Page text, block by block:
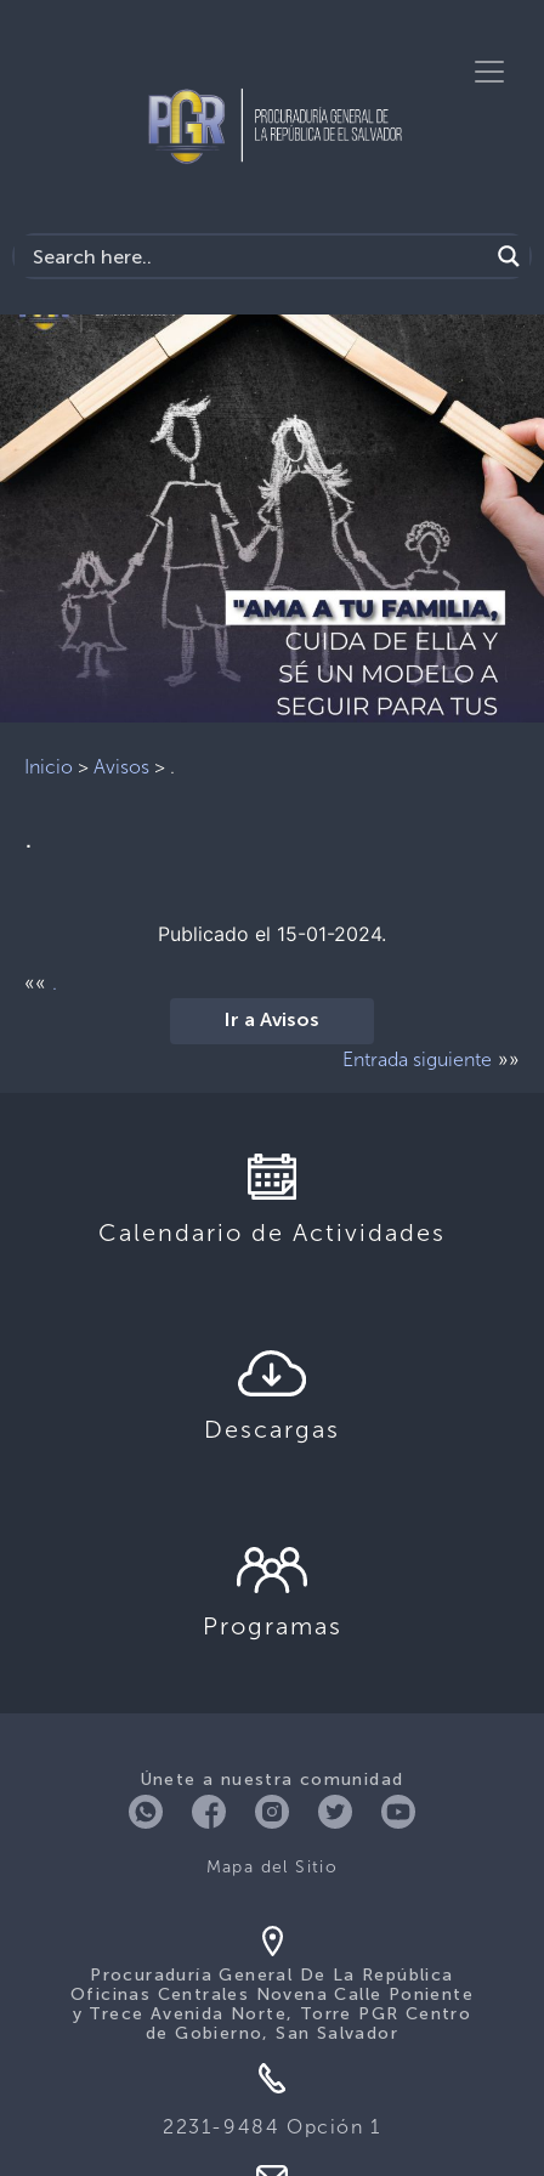
Inicio > Avisos > .
.
Publicado el 15-01-2024.
«« .
Ir a Avisos
Entrada siguiente »»
Calendario de Actividades
Descargas
Programas
Únete a nuestra comunidad
Mapa del Sitio
Procuraduría General De La República
Oficinas Centrales Novena Calle Poniente
y Trece Avenida Norte, Torre PGR Centro
de Gobierno, San Salvador
2231-9484 Opción 1